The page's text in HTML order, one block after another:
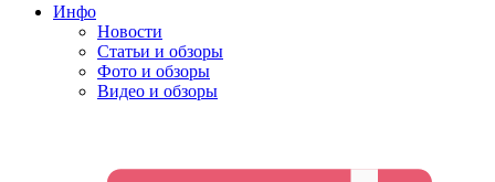
Инфо
Новости
Статьи и обзоры
Фото и обзоры
Видео и обзоры